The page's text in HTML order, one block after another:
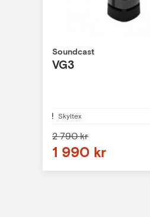
Soundcast
VG3
Skyltex
2 790 kr
1 990 kr